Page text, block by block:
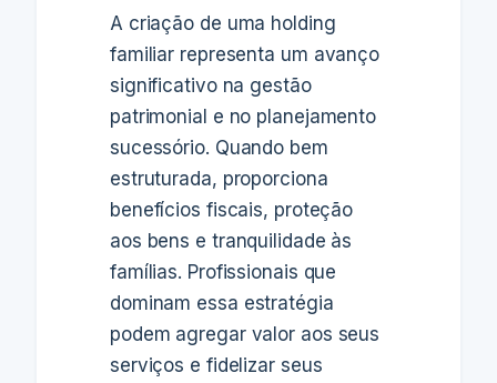
A criação de uma holding
familiar representa um avanço
significativo na gestão
patrimonial e no planejamento
sucessório. Quando bem
estruturada, proporciona
benefícios fiscais, proteção
aos bens e tranquilidade às
famílias. Profissionais que
dominam essa estratégia
podem agregar valor aos seus
serviços e fidelizar seus